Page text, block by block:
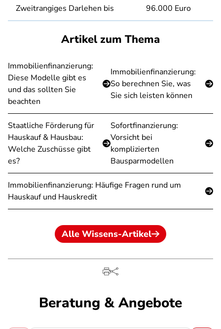
Zweitrangiges Darlehen bis 96.000 Euro
Artikel zum Thema
Immobilienfinanzierung:
Diese Modelle gibt es
und das sollten Sie
beachten
Immobilienfinanzierung:
So berechnen Sie, was
Sie sich leisten können
Staatliche Förderung für
Hauskauf & Hausbau:
Welche Zuschüsse gibt
es?
Sofortfinanzierung:
Vorsicht bei
komplizierten
Bausparmodellen
Immobilienfinanzierung: Häufige Fragen rund um
Hauskauf und Hauskredit
Alle Wissens-Artikel
Beratung & Angebote